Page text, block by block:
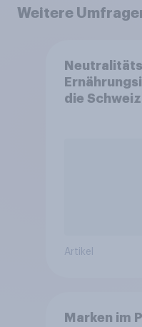
Weitere
die
Artikel
Marken im